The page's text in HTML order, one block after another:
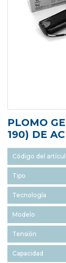
PLOMO
190) DE
Código del
Tipo
Tecnología
Modelo
Tensión
Capacidad